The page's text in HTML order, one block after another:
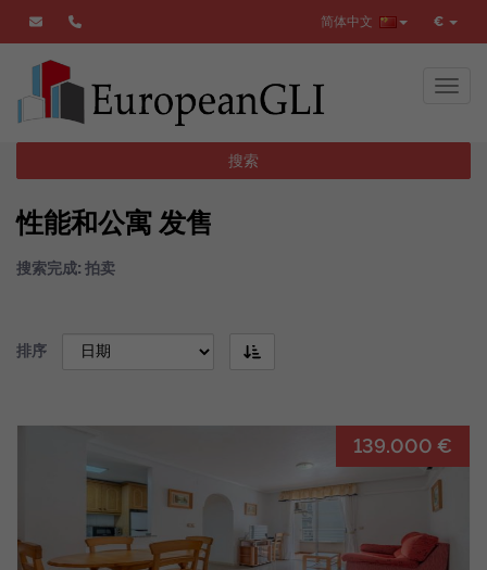
€
简体中文
搜索
性能和公寓 发售
搜索完成: 拍卖
排序
139.000 €